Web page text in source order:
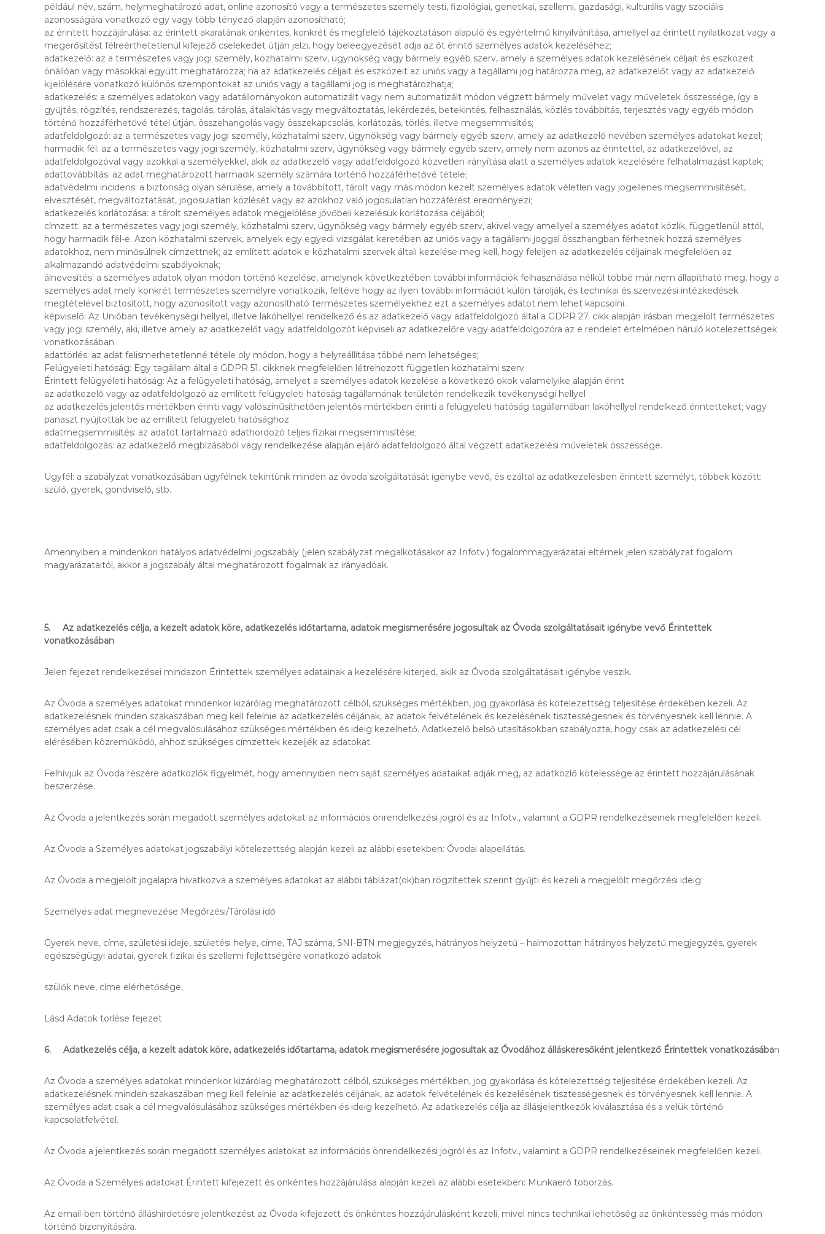
például név, szám, helymeghatározó adat, online azonosító vagy a természetes személy testi, fiziológiai, genetikai, szellemi, gazdasági, kulturális vagy szociális
azonosságára vonatkozó egy vagy több tényező alapján azonosítható;
az érintett hozzájárulása: az érintett akaratának önkéntes, konkrét és megfelelő tájékoztatáson alapuló és egyértelmű kinyilvánítása, amellyel az érintett nyilatkozat vagy a
megerősítést félreérthetetlenül kifejező cselekedet útján jelzi, hogy beleegyezését adja az őt érintő személyes adatok kezeléséhez;
adatkezelő: az a természetes vagy jogi személy, közhatalmi szerv, ügynökség vagy bármely egyéb szerv, amely a személyes adatok kezelésének céljait és eszközeit
önállóan vagy másokkal együtt meghatározza; ha az adatkezelés céljait és eszközeit az uniós vagy a tagállami jog határozza meg, az adatkezelőt vagy az adatkezelő
kijelölésére vonatkozó különös szempontokat az uniós vagy a tagállami jog is meghatározhatja;
adatkezelés: a személyes adatokon vagy adatállományokon automatizált vagy nem automatizált módon végzett bármely művelet vagy műveletek összessége, így a
gyűjtés, rögzítés, rendszerezés, tagolás, tárolás, átalakítás vagy megváltoztatás, lekérdezés, betekintés, felhasználás, közlés továbbítás, terjesztés vagy egyéb módon
történő hozzáférhetővé tétel útján, összehangolás vagy összekapcsolás, korlátozás, törlés, illetve megsemmisítés;
adatfeldolgozó: az a természetes vagy jogi személy, közhatalmi szerv, ügynökség vagy bármely egyéb szerv, amely az adatkezelő nevében személyes adatokat kezel;
harmadik fél: az a természetes vagy jogi személy, közhatalmi szerv, ügynökség vagy bármely egyéb szerv, amely nem azonos az érintettel, az adatkezelővel, az
adatfeldolgozóval vagy azokkal a személyekkel, akik az adatkezelő vagy adatfeldolgozó közvetlen irányítása alatt a személyes adatok kezelésére felhatalmazást kaptak;
adattovábbítás: az adat meghatározott harmadik személy számára történő hozzáférhetővé tétele;
adatvédelmi incidens: a biztonság olyan sérülése, amely a továbbított, tárolt vagy más módon kezelt személyes adatok véletlen vagy jogellenes megsemmisítését,
elvesztését, megváltoztatását, jogosulatlan közlését vagy az azokhoz való jogosulatlan hozzáférést eredményezi;
adatkezelés korlátozása: a tárolt személyes adatok megjelölése jövőbeli kezelésük korlátozása céljából;
címzett: az a természetes vagy jogi személy, közhatalmi szerv, ügynökség vagy bármely egyéb szerv, akivel vagy amellyel a személyes adatot közlik, függetlenül attól,
hogy harmadik fél-e. Azon közhatalmi szervek, amelyek egy egyedi vizsgálat keretében az uniós vagy a tagállami joggal összhangban férhetnek hozzá személyes
adatokhoz, nem minősülnek címzettnek; az említett adatok e közhatalmi szervek általi kezelése meg kell, hogy feleljen az adatkezelés céljainak megfelelően az
alkalmazandó adatvédelmi szabályoknak;
álnevesítés: a személyes adatok olyan módon történő kezelése, amelynek következtében további információk felhasználása nélkül többé már nem állapítható meg, hogy a
személyes adat mely konkrét természetes személyre vonatkozik, feltéve hogy az ilyen további információt külön tárolják, és technikai és szervezési intézkedések
megtételével biztosított, hogy azonosított vagy azonosítható természetes személyekhez ezt a személyes adatot nem lehet kapcsolni.
képviselő: Az Unióban tevékenységi hellyel, illetve lakóhellyel rendelkező és az adatkezelő vagy adatfeldolgozó által a GDPR 27. cikk alapján írásban megjelölt természetes
vagy jogi személy, aki, illetve amely az adatkezelőt vagy adatfeldolgozót képviseli az adatkezelőre vagy adatfeldolgozóra az e rendelet értelmében háruló kötelezettségek
vonatkozásában
adattörlés: az adat felismerhetetlenné tétele oly módon, hogy a helyreállítása többé nem lehetséges;
Felügyeleti hatóság: Egy tagállam által a GDPR 51. cikknek megfelelően létrehozott független közhatalmi szerv
Érintett felügyeleti hatóság: Az a felügyeleti hatóság, amelyet a személyes adatok kezelése a következő okok valamelyike alapján érint
az adatkezelő vagy az adatfeldolgozó az említett felügyeleti hatóság tagállamának területén rendelkezik tevékenységi hellyel
az adatkezelés jelentős mértékben érinti vagy valószínűsíthetően jelentős mértékben érinti a felügyeleti hatóság tagállamában lakóhellyel rendelkező érintetteket; vagy
panaszt nyújtottak be az említett felügyeleti hatósághoz
adatmegsemmisítés: az adatot tartalmazó adathordozó teljes fizikai megsemmisítése;
adatfeldolgozás: az adatkezelő megbízásából vagy rendelkezése alapján eljáró adatfeldolgozó által végzett adatkezelési műveletek összessége.
Ügyfél: a szabályzat vonatkozásában ügyfélnek tekintünk minden az óvoda szolgáltatását igénybe vevő, és ezáltal az adatkezelésben érintett személyt, többek között:
szülő, gyerek, gondviselő, stb.
Amennyiben a mindenkori hatályos adatvédelmi jogszabály (jelen szabályzat megalkotásakor az Infotv.) fogalommagyarázatai eltérnek jelen szabályzat fogalom
magyarázataitól, akkor a jogszabály által meghatározott fogalmak az irányadóak.
5. Az adatkezelés célja, a kezelt adatok köre, adatkezelés időtartama, adatok megismerésére jogosultak az Óvoda szolgáltatásait igénybe vevő Érintettek
vonatkozásában
Jelen fejezet rendelkezései mindazon Érintettek személyes adatainak a kezelésére kiterjed, akik az Óvoda szolgáltatásait igénybe veszik.
Az Óvoda a személyes adatokat mindenkor kizárólag meghatározott célból, szükséges mértékben, jog gyakorlása és kötelezettség teljesítése érdekében kezeli. Az
adatkezelésnek minden szakaszában meg kell felelnie az adatkezelés céljának, az adatok felvételének és kezelésének tisztességesnek és törvényesnek kell lennie. A
személyes adat csak a cél megvalósulásához szükséges mértékben és ideig kezelhető. Adatkezelő belső utasításokban szabályozta, hogy csak az adatkezelési cél
elérésében közreműködő, ahhoz szükséges címzettek kezeljék az adatokat.
Felhívjuk az Óvoda részére adatközlők figyelmét, hogy amennyiben nem saját személyes adataikat adják meg, az adatközlő kötelessége az érintett hozzájárulásának
beszerzése.
Az Óvoda a jelentkezés során megadott személyes adatokat az információs önrendelkezési jogról és az Infotv., valamint a GDPR rendelkezéseinek megfelelően kezeli.
Az Óvoda a Személyes adatokat jogszabályi kötelezettség alapján kezeli az alábbi esetekben: Óvodai alapellátás.
Az Óvoda a megjelölt jogalapra hivatkozva a személyes adatokat az alábbi táblázat(ok)ban rögzítettek szerint gyűjti és kezeli a megjelölt megőrzési ideig:
Személyes adat megnevezése Megőrzési/Tárolási idő
Gyerek neve, címe, születési ideje, születési helye, címe, TAJ száma, SNI-BTN megjegyzés, hátrányos helyzetű – halmozottan hátrányos helyzetű megjegyzés, gyerek
egészségügyi adatai, gyerek fizikai és szellemi fejlettségére vonatkozó adatok
szülők neve, címe elérhetősége,
Lásd Adatok törlése fejezet
6. Adatkezelés célja, a kezelt adatok köre, adatkezelés időtartama, adatok megismerésére jogosultak az Óvodához álláskeresőként jelentkező Érintettek vonatkozásában
Az Óvoda a személyes adatokat mindenkor kizárólag meghatározott célból, szükséges mértékben, jog gyakorlása és kötelezettség teljesítése érdekében kezeli. Az
adatkezelésnek minden szakaszában meg kell felelnie az adatkezelés céljának, az adatok felvételének és kezelésének tisztességesnek és törvényesnek kell lennie. A
személyes adat csak a cél megvalósulásához szükséges mértékben és ideig kezelhető. Az adatkezelés célja az állásjelentkezők kiválasztása és a velük történő
kapcsolatfelvétel.
Az Óvoda a jelentkezés során megadott személyes adatokat az információs önrendelkezési jogról és az Infotv., valamint a GDPR rendelkezéseinek megfelelően kezeli.
Az Óvoda a Személyes adatokat Érintett kifejezett és önkéntes hozzájárulása alapján kezeli az alábbi esetekben: Munkaerő toborzás.
Az email-ben történő álláshirdetésre jelentkezést az Óvoda kifejezett és önkéntes hozzájárulásként kezeli, mivel nincs technikai lehetőség az önkéntesség más módon
történő bizonyítására.